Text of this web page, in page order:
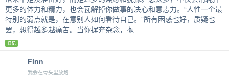
更多的体力和精力，也会瓦解掉你做事的决心和意志力。“人性一个最
特别的弱点就是，在意别人如何看待自己。”所有困惑也好，质疑也
罢，想得越多越痛苦。当你摒弃杂念，抛
日记
Finn
我会在骨头里放炮